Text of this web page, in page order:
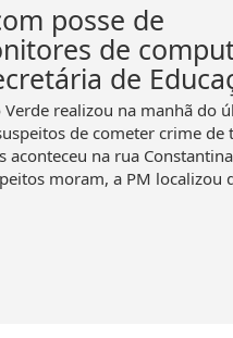
posse de
de
de
realizou na manhã do
de cometer crime de
aconteceu na rua
moram, a PM localizou